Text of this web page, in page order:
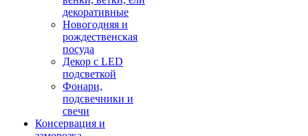
декоративные
Новогодняя и
рождественская
посуда
Декор с LED
подсветкой
Фонари,
подсвечники и
свечи
Консервация и